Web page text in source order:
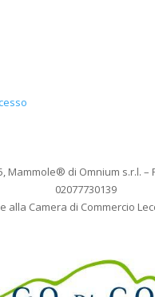
Mammole® di Omnium s.r.l. –
02077730139
alla Camera di Commercio